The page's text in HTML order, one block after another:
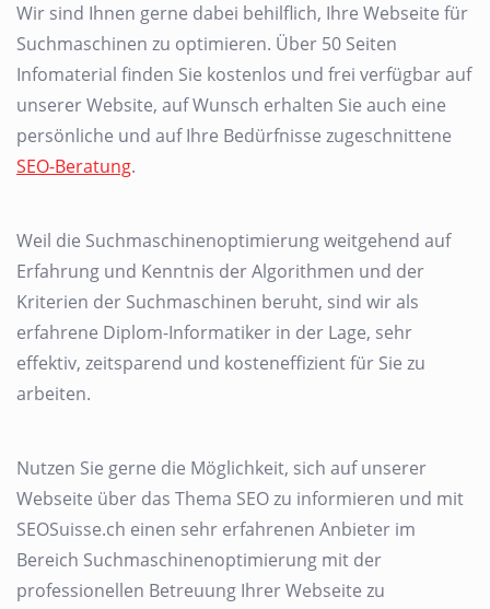
Wir sind Ihnen gerne dabei behilflich, Ihre Webseite für
Suchmaschinen zu optimieren. Über 50 Seiten
Infomaterial finden Sie kostenlos und frei verfügbar auf
unserer Website, auf Wunsch erhalten Sie auch eine
persönliche und auf Ihre Bedürfnisse zugeschnittene
SEO-Beratung.
Weil die Suchmaschinenoptimierung weitgehend auf
Erfahrung und Kenntnis der Algorithmen und der
Kriterien der Suchmaschinen beruht, sind wir als
erfahrene Diplom-Informatiker in der Lage, sehr
effektiv, zeitsparend und kosteneffizient für Sie zu
arbeiten.
Nutzen Sie gerne die Möglichkeit, sich auf unserer
Webseite über das Thema SEO zu informieren und mit
SEOSuisse.ch einen sehr erfahrenen Anbieter im
Bereich Suchmaschinenoptimierung mit der
professionellen Betreuung Ihrer Webseite zu